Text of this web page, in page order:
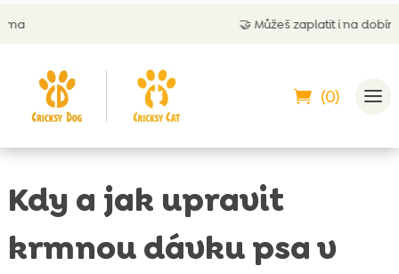
Můžeš zaplatit i na dobírku
(0)
Kdy a jak upravit
krmnou dávku psa v